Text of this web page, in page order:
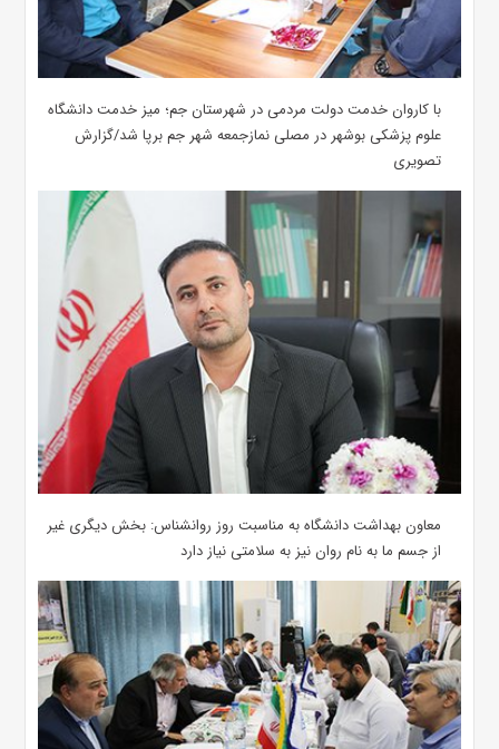
با کاروان خدمت دولت مردمی در شهرستان جم؛ میز خدمت دانشگاه
علوم پزشکی بوشهر در مصلی نمازجمعه شهر جم برپا شد/گزارش
تصویری
معاون بهداشت دانشگاه به مناسبت روز روانشناس: بخش دیگری غیر
از جسم ما به نام روان نیز به سلامتی نیاز دارد